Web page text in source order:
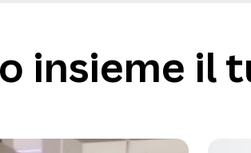
insieme il